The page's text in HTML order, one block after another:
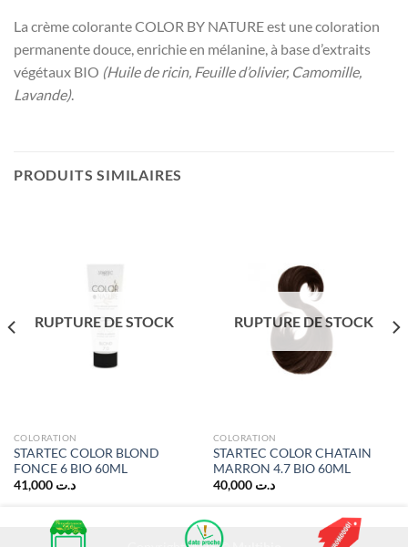
La crème colorante COLOR BY NATURE est une coloration
permanente douce, enrichie en mélanine, à base d’extraits
végétaux BIO (Huile de ricin, Feuille d’olivier, Camomille,
Lavande).
PRODUITS SIMILAIRES
RUPTURE DE STOCK
COLORATION
STARTEC COLOR BLOND
FONCE 6 BIO 60ML
د.ت 41,000
RUPTURE DE STOCK
COLORATION
STARTEC COLOR CHATAIN
MARRON 4.7 BIO 60ML
د.ت 40,000